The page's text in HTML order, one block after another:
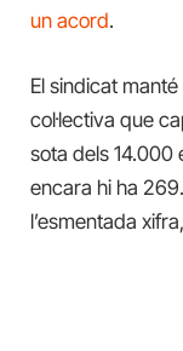
un acord.
El sindicat
col·lectiva que
sota dels 14.000
encara hi ha
l’esmentada